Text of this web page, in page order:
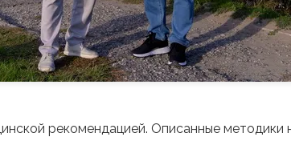
рекомендацией. Описанные